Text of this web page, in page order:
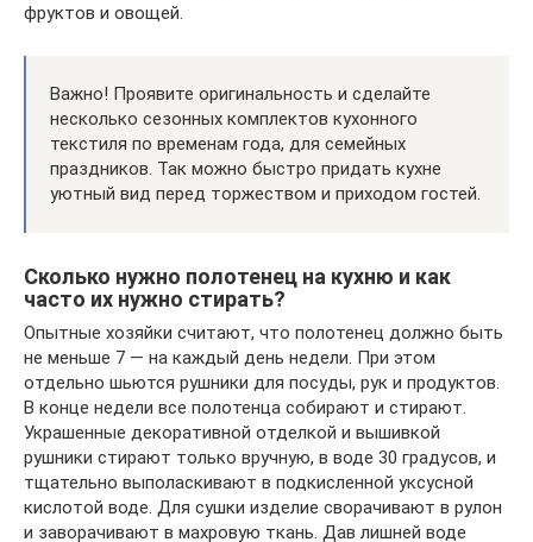
фруктов и овощей.
Важно! Проявите оригинальность и сделайте
несколько сезонных комплектов кухонного
текстиля по временам года, для семейных
праздников. Так можно быстро придать кухне
уютный вид перед торжеством и приходом гостей.
Сколько нужно полотенец на кухню и как
часто их нужно стирать?
Опытные хозяйки считают, что полотенец должно быть
не меньше 7 — на каждый день недели. При этом
отдельно шьются рушники для посуды, рук и продуктов.
В конце недели все полотенца собирают и стирают.
Украшенные декоративной отделкой и вышивкой
рушники стирают только вручную, в воде 30 градусов, и
тщательно выполаскивают в подкисленной уксусной
кислотой воде. Для сушки изделие сворачивают в рулон
и заворачивают в махровую ткань. Дав лишней воде